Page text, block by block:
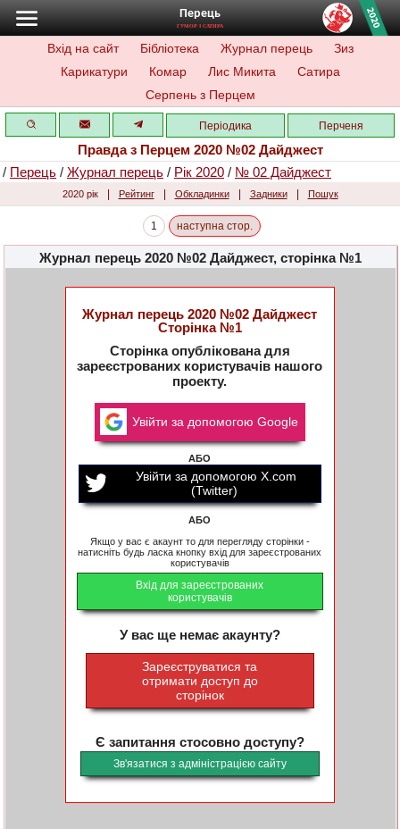
Перець
ГУМОР І САТИРА
Вхід на сайт Бібліотека Журнал перець
Зиз
Карикатури
Комар Лис Микита
Сатира
Серпень з Перцем
Періодика Перченя
Правда з Перцем 2020 №02 Дайджест
/ Перець / Журнал перець / Рік 2020 / № 02 Дайджест
2020 рік Рейтинг Обкладинки Задники Пошук
1 наступна стор.
Журнал перець 2020 №02 Дайджест, сторінка №1
Журнал перець 2020 №02 Дайджест
Сторінка №1
Сторінка опублікована для
зареєстрованих користувачів нашого
проекту.
Увійти за допомогою Google
АБО
Увійти за допомогою X.com
(Twitter)
АБО
Якщо у вас є акаунт то для перегляду сторінки -
натисніть будь ласка кнопку вхід для зареєстрованих
користувачів
Вхід для зареєстрованих
користувачів
У вас ще немає акаунту?
Зареєструватися та
отримати доступ до
сторінок
Є запитання стосовно доступу?
Зв'язатися з адміністрацією сайту